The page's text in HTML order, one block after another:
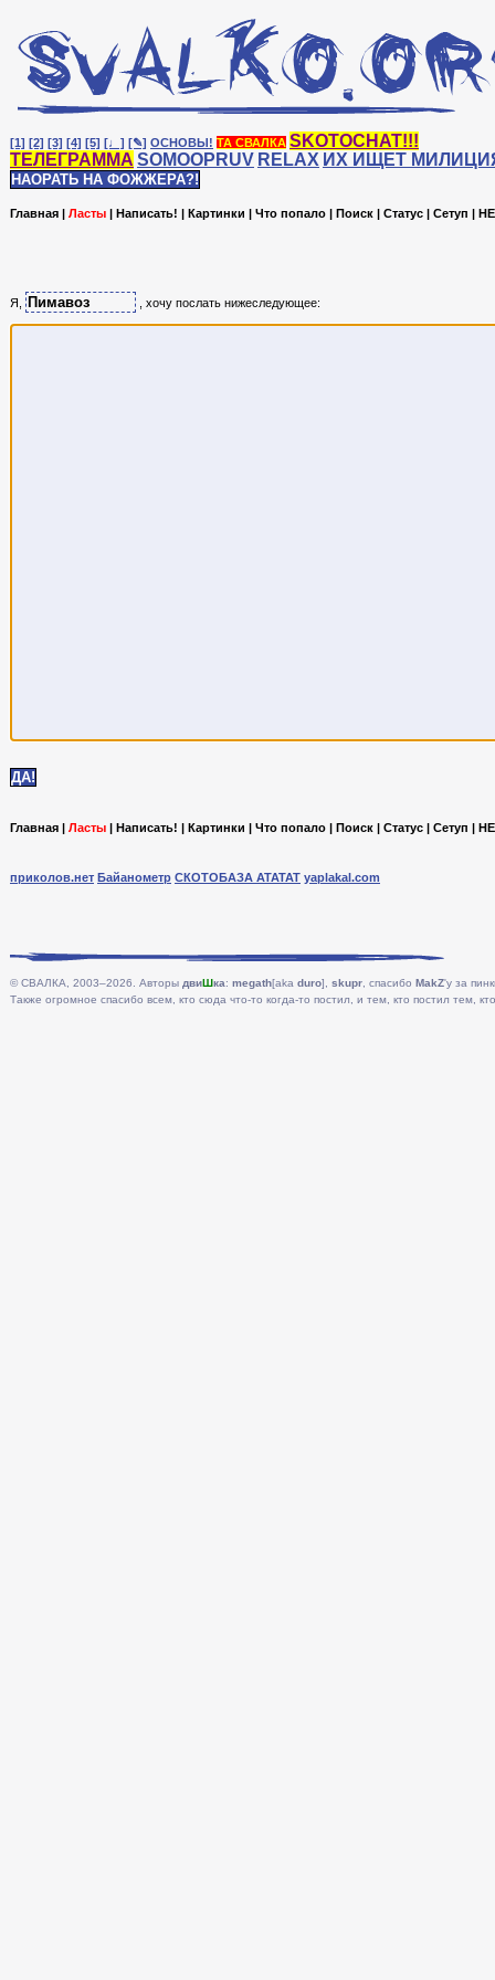
[1] [2] [3] [4] [5] [♩] [✎] ОСНОВЫ! ТА СВАЛКА SKOTOCHAT!!!
ТЕЛЕГРАММА SOMOOPRUV RELAX ИХ ИЩЕТ
НАОРАТЬ НА ФОЖЖЕРА?!
Главная | Ласты | Написать! | Картинки | Что попало | Поиск | Статус | Сетуп |
Я, , хочу послать нижеследующее:
Главная | Ласты | Написать! | Картинки | Что попало | Поиск | Статус | Сетуп |
приколов.нет Байанометр СКОТОБАЗА АТАТАТ yaplakal.com
© СВАЛКА, 2003–2026. Авторы двиШка: megath[aka duro], skupr , спасибо MakZ'у за
Также огромное спасибо всем, кто сюда что-то когда-то постил, и тем, кто постил тем,